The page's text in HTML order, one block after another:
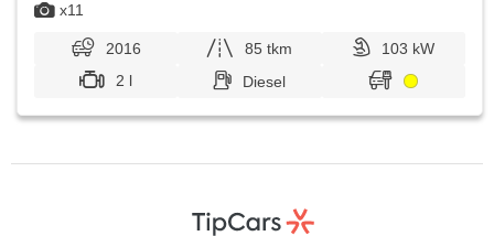
x11
2016 85 tkm
103 kW
2 l
Diesel